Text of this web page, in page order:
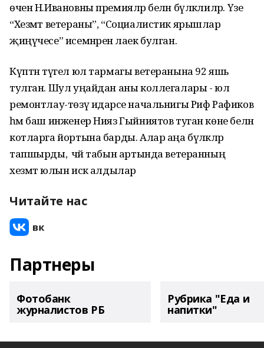
өчен Н.Ивановны премияләр белән бүләклиләр. Үзе
“Хезмәт ветераны”, “Социалистик ярышлар
җиңүчесе” исемнәренә лаек булган.
Күптән түгел юл тармагы ветеранына 92 яшь
тулган. Шул уңайдан аны коллегалары - юл
ремонтлау-төзү идарәсе начальнигы Риф Рафиков
һәм баш инженер Нияз Гыйниятов туган көне белән
котларга йортына барды. Алар аңа бүләкләр
тапшырды, ә чәй табын артында ветеранның
хезмәт юлын искә алдылар
Читайте нас
Партнеры
Фотобанк
журналистов РБ
Рубрика "Еда и
напитки"